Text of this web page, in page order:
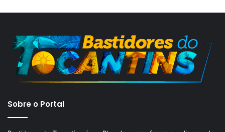
Sobre o Portal